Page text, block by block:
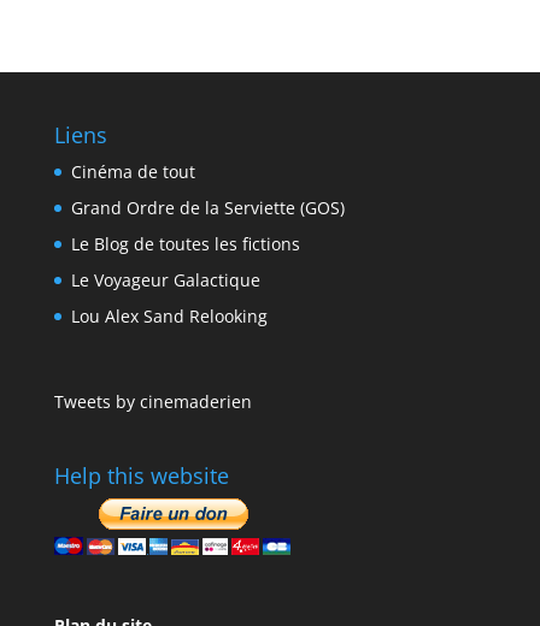
Liens
Cinéma de tout
Grand Ordre de la Serviette (GOS)
Le Blog de toutes les fictions
Le Voyageur Galactique
Lou Alex Sand Relooking
Tweets by cinemaderien
Help this website